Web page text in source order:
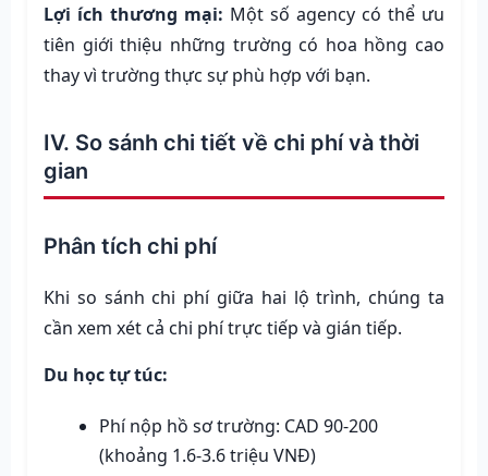
Lợi ích thương mại: Một số agency có thể ưu
tiên giới thiệu những trường có hoa hồng cao
thay vì trường thực sự phù hợp với bạn.
IV. So sánh chi tiết về chi phí và thời
gian
Phân tích chi phí
Khi so sánh chi phí giữa hai lộ trình, chúng ta
cần xem xét cả chi phí trực tiếp và gián tiếp.
Du học tự túc:
Phí nộp hồ sơ trường: CAD 90-200
(khoảng 1.6-3.6 triệu VNĐ)